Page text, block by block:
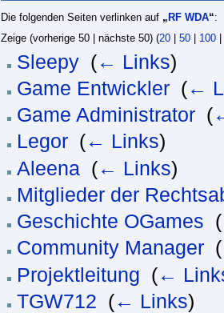
Die folgenden Seiten verlinken auf „ RF WDA“:
Zeige (vorherige 50 | nächste 50) (20| 50| 100|
Sleepy‎ (← Links)
Game Entwickler‎ (←
Game Administrator‎ (
Legor‎ (← Links)
Aleena‎ (← Links)
Mitglieder der
Geschichte OGames (
Community Manager‎ (
Projektleitung (←
TGW712 (← Links)